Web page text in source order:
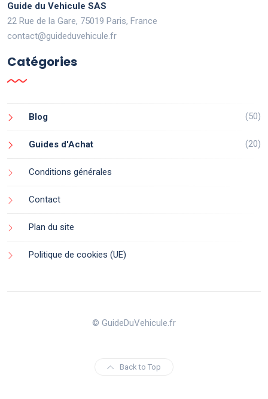
Guide du Vehicule SAS
22 Rue de la Gare, 75019 Paris, France
contact@guideduvehicule.fr
Catégories
Blog (50)
Guides d'Achat (20)
Conditions générales
Contact
Plan du site
Politique de cookies (UE)
© GuideDuVehicule.fr
Back to Top